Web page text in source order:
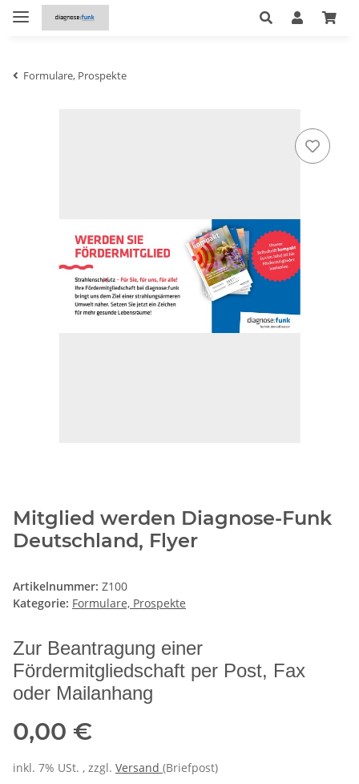
Formulare, Prospekte
Mitglied werden Diagnose-Funk
Deutschland, Flyer
Artikelnummer: Z100
Kategorie: Formulare, Prospekte
Zur Beantragung einer
Fördermitgliedschaft per Post, Fax
oder Mailanhang
0,00 €
inkl. 7% USt. , zzgl. Versand (Briefpost)